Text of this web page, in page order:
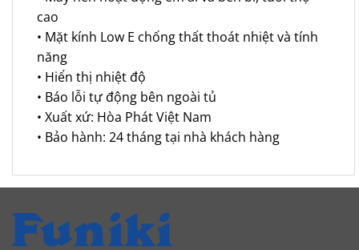
cao
• Mặt kính Low E chống thất thoát nhiệt và tính
năng
• Hiển thị nhiệt độ
• Báo lỗi tự động bên ngoài tủ
• Xuất xứ: Hòa Phát Việt Nam
• Bảo hành: 24 tháng tại nhà khách hàng